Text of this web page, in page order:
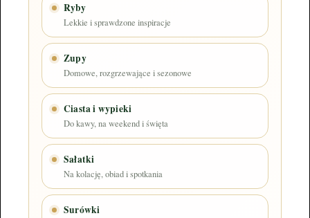
Ryby
Lekkie i sprawdzone inspiracje
Zupy
Domowe, rozgrzewające i sezonowe
Ciasta i wypieki
Do kawy, na weekend i święta
Sałatki
Na kolację, obiad i spotkania
Surówki